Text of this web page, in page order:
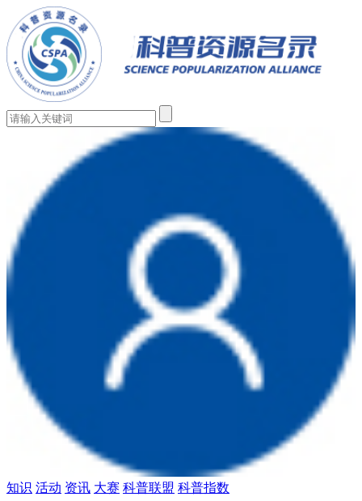
知识 活动 资讯 大赛 科普联盟 科普指数